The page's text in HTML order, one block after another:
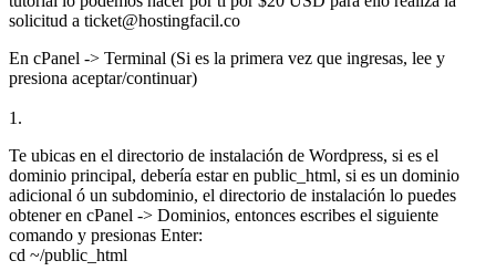
solicitud a ticket@hostingfacil.co
En cPanel -> Terminal (Si es la primera vez que ingresas, lee y
presiona aceptar/continuar)
1.
Te ubicas en el directorio de instalación de Wordpress, si es el
dominio principal, debería estar en public_html, si es un dominio
adicional ó un subdominio, el directorio de instalación lo puedes
obtener en cPanel -> Dominios, entonces escribes el siguiente
comando y presionas Enter:
cd ~/public_html